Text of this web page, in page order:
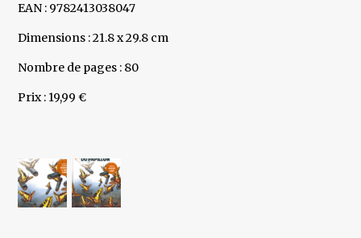
EAN : 9782413038047
Dimensions : 21.8 x 29.8 cm
Nombre de pages : 80
Prix : 19,99 €